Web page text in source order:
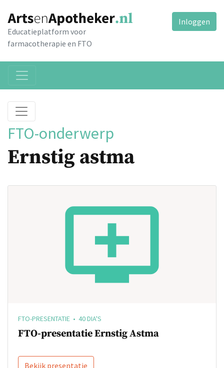
Educatieplatform voor
farmacotherapie en FTO
Inloggen
FTO-onderwerp
Ernstig astma
FTO-PRESENTATIE • 40 DIA'S
FTO-presentatie Ernstig Astma
Bekijk presentatie